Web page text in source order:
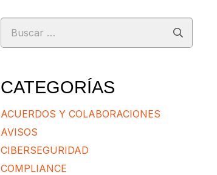
Buscar:
CATEGORÍAS
ACUERDOS Y COLABORACIONES
AVISOS
CIBERSEGURIDAD
COMPLIANCE